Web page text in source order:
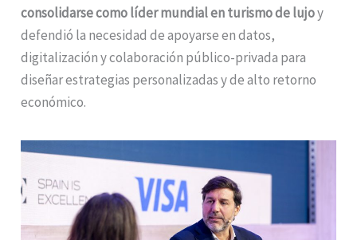
consolidarse como líder mundial en turismo de lujoy
defendió la necesidad de apoyarse en datos,
digitalización y colaboración público-privada para
diseñar estrategias personalizadas y de alto retorno
económico.